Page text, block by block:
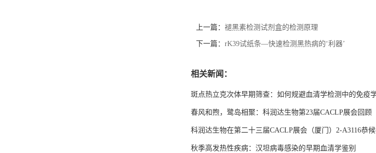
上一篇： 褪黑素检测试剂盒的检测原理
下一篇： rK39试纸条—快速检测黑热病的‘利器’
相关新闻：
斑点热立克次体早期筛查：如何规避血清学检测中的免疫学
春风和煦，鹭岛相聚：科润达生物第23届CACLP展会回顾
科润达生物在第二十三届CACLP展会（厦门）2-A3116恭候
秋季高发热性疾病：汉坦病毒感染的早期血清学鉴别